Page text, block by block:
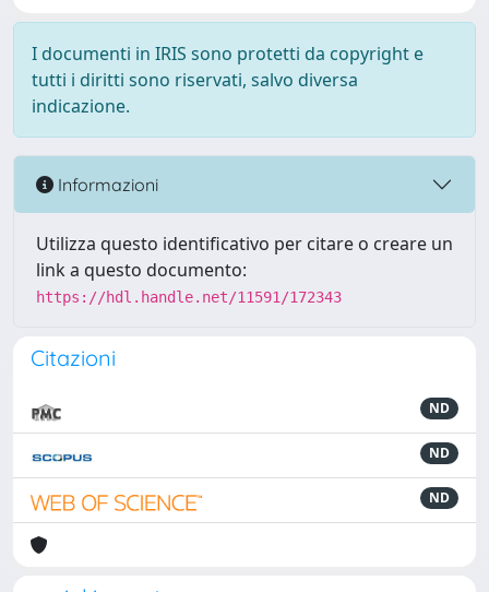
I documenti in IRIS sono protetti da copyright e
tutti i diritti sono riservati, salvo diversa
indicazione.
Informazioni
Utilizza questo identificativo per citare o creare un
link a questo documento:
https://hdl.handle.net/11591/172343
Citazioni
ND
ND
ND